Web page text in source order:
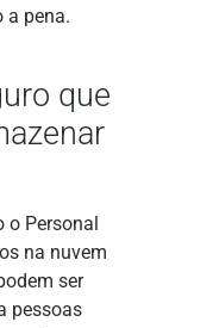
a pena.
que
Personal
na nuvem
ser
pessoas